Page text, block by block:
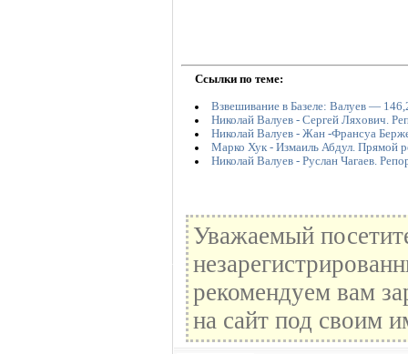
Ссылки по теме:
Взвешивание в Базеле: Валуев —
Николай Валуев - Сергей Ляхович.
Николай Валуев - Жан -Франсуа
Марко Хук - Измаиль Абдул. Прямой
Николай Валуев - Руслан Чагаев.
Уважаемый
рекомендуем вам
на сайт под своим